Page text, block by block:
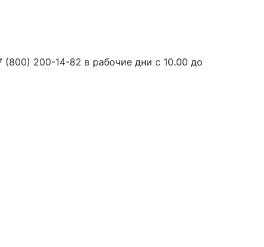
(800) 200-14-82 в рабочие дни с 10.00 до